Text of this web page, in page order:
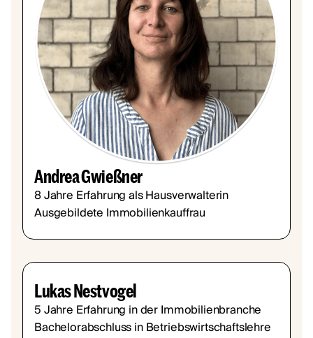
Andrea Gwießner
8 Jahre Erfahrung als Hausverwalterin
Ausgebildete Immobilienkauffrau
Lukas Nestvogel
5 Jahre Erfahrung in der Immobilienbranche
Bachelorabschluss in Betriebswirtschaftslehre